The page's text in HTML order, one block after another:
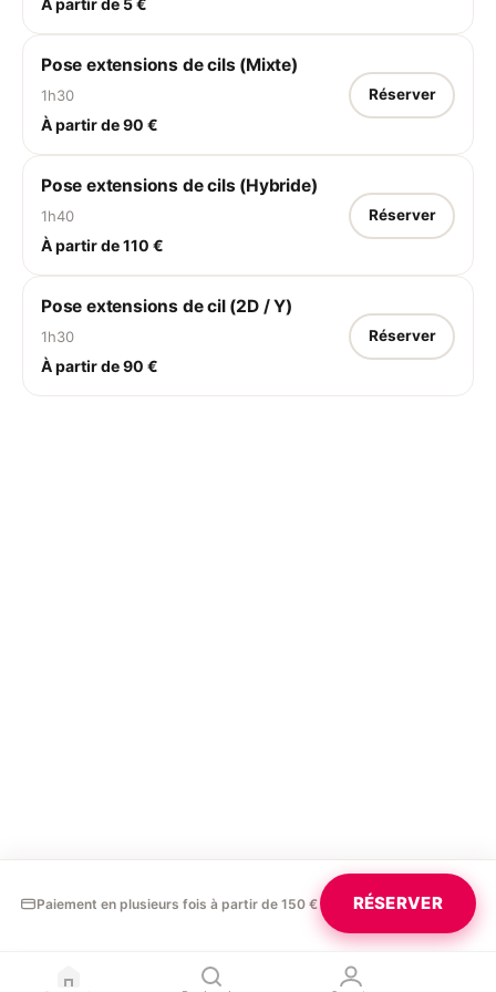
À partir de 5 €
Pose extensions de cils (Mixte)
1h30
À partir de 90 €
Réserver
Pose extensions de cils (Hybride)
1h40
À partir de 110 €
Réserver
Pose extensions de cil (2D / Y)
1h30
À partir de 90 €
Réserver
Paiement en plusieurs fois à partir de 150 € RÉSERVER